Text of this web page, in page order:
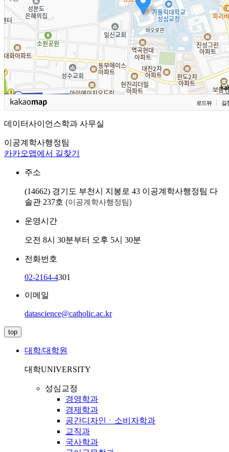
로드뷰 길
데이터사이언스학과 사무실
이공계학사행정팀
카카오맵에서 길찾기
주소
(14662) 경기도 부천시 지봉로 43 이공계학사행정팀 다
솔관 237호 (이공계학사행정팀)
운영시간
오전 8시 30분부터 오후 5시 30분
전화번호
02-2164-4301
이메일
datascience@catholic.ac.kr
top
대학/대학원
대학UNIVERSITY
성심교정
경영학과
경제학과
공간디자인ㆍ소비자학과
교직과
국사학과